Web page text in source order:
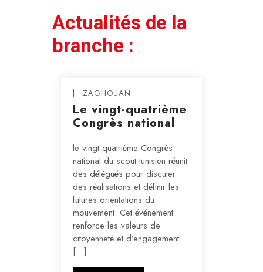
Actualités de la
branche :
ZAGHOUAN
Le vingt-quatrième
Congrès national
le vingt-quatrième Congrès
national du scout tunisien réunit
des délégués pour discuter
des réalisations et définir les
futures orientations du
mouvement. Cet événement
renforce les valeurs de
citoyenneté et d’engagement
[…]